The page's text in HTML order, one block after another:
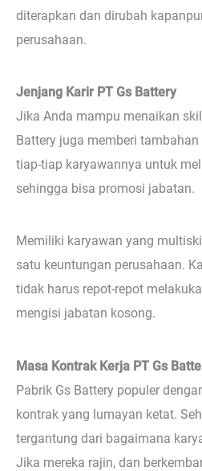
diterapkan dan dirubah
perusahaan.
Jenjang Karir PT Gs Battery
Jika Anda mampu menaikan
Battery juga memberi
tiap-tiap karyawannya untuk
sehingga bisa promosi jabatan.
Memiliki karyawan yang
satu keuntungan perusahaan.
tidak harus repot-repot
mengisi jabatan kosong.
Masa Kontrak Kerja PT Gs
Pabrik Gs Battery populer
kontrak yang lumayan ketat.
tergantung dari bagaimana
Jika mereka rajin, dan